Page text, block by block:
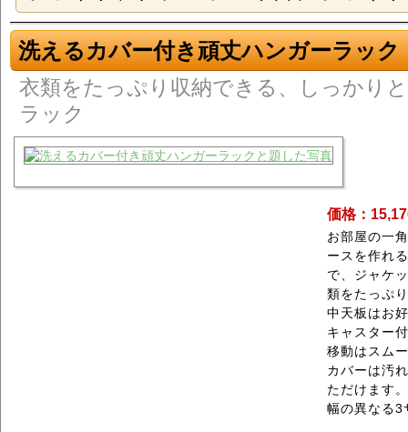
洗えるカバー付き頑丈ハンガーラック
衣類をたっぷり収納できる、しっかり
ラック
価格：
お部屋の一
ースを作れ
で、ジャケ
類をたっぷ
中天板はお
キャスター
移動はスム
カバーは汚
ただけます。
幅の異なる3